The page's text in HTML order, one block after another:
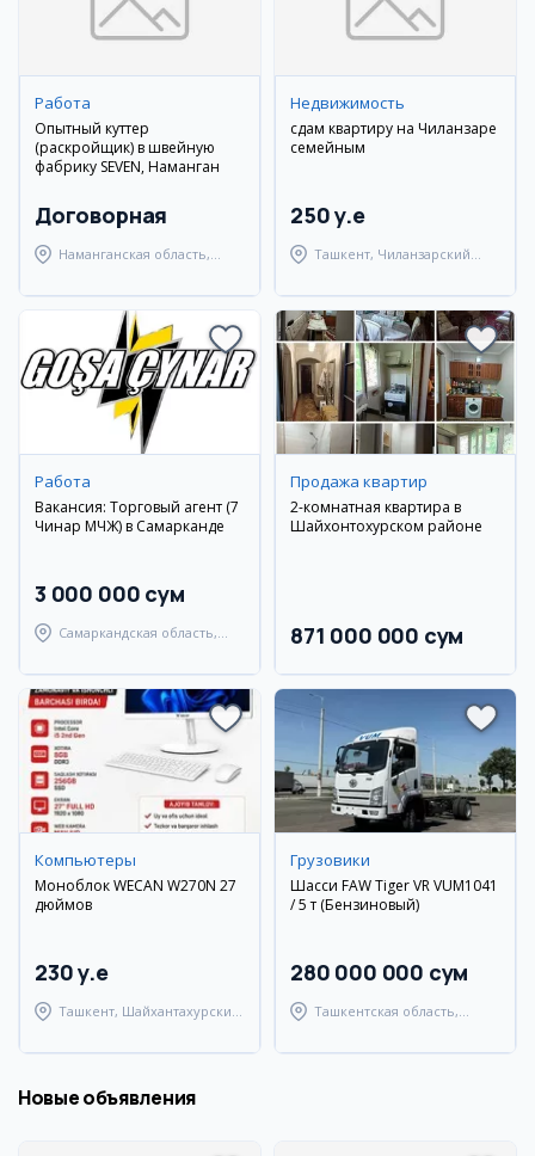
Работа
Опытный куттер
(раскройщик) в швейную
фабрику SEVEN, Наманган
Договорная
Наманганская область,
Недвижимость
сдам квартиру на Чиланзаре
семейным
250 y.e
Ташкент, Чиланзарский
Работа
Вакансия: Торговый агент (7
Чинар МЧЖ) в Самарканде
3 000 000 сум
Самаркандская область,
Продажа квартир
2-комнатная квартира в
Шайхонтохурском районе
871 000 000 сум
Компьютеры
Моноблок WECAN W270N 27
дюймов
230 y.e
Ташкент, Шайхантахурский
Грузовики
Шасси FAW Tiger VR VUM1041
/ 5 т (Бензиновый)
280 000 000 сум
Ташкентская область,
Новые объявления